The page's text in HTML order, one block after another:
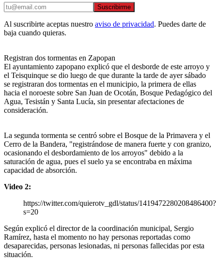
Suscribirme
Al suscribirte aceptas nuestro aviso de privacidad. Puedes darte de
baja cuando quieras.
Registran dos tormentas en Zapopan
El ayuntamiento zapopano explicó que el desborde de este arroyo y
el Teisquinque se dio luego de que durante la tarde de ayer sábado
se registraran dos tormentas en el municipio, la primera de ellas
hacia el noroeste sobre San Juan de Ocotán, Bosque Pedagógico del
Agua, Tesistán y Santa Lucía, sin presentar afectaciones de
consideración.
La segunda tormenta se centró sobre el Bosque de la Primavera y el
Cerro de la Bandera, "registrándose de manera fuerte y con granizo,
ocasionando el desbordamiento de los arroyos" debido a la
saturación de agua, pues el suelo ya se encontraba en máxima
capacidad de absorción.
Video 2:
https://twitter.com/quierotv_gdl/status/1419472280208486400?
s=20
Según explicó el director de la coordinación municipal, Sergio
Ramírez, hasta el momento no hay personas reportadas como
desaparecidas, personas lesionadas, ni personas fallecidas por esta
situación.